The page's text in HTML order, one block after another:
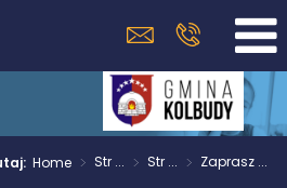
Home > Str ... > Str ... > Zaprasz ...